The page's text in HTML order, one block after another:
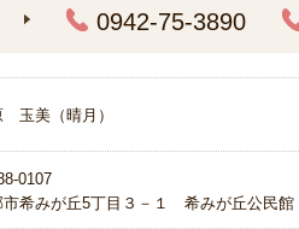
0942-75-3890
玉美（晴月）
0107
市希みが丘5丁目３－１ 希みが丘公民館